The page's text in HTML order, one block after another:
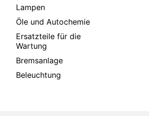
Lampen
Öle und Autochemie
Ersatzteile für die
Wartung
Bremsanlage
Beleuchtung